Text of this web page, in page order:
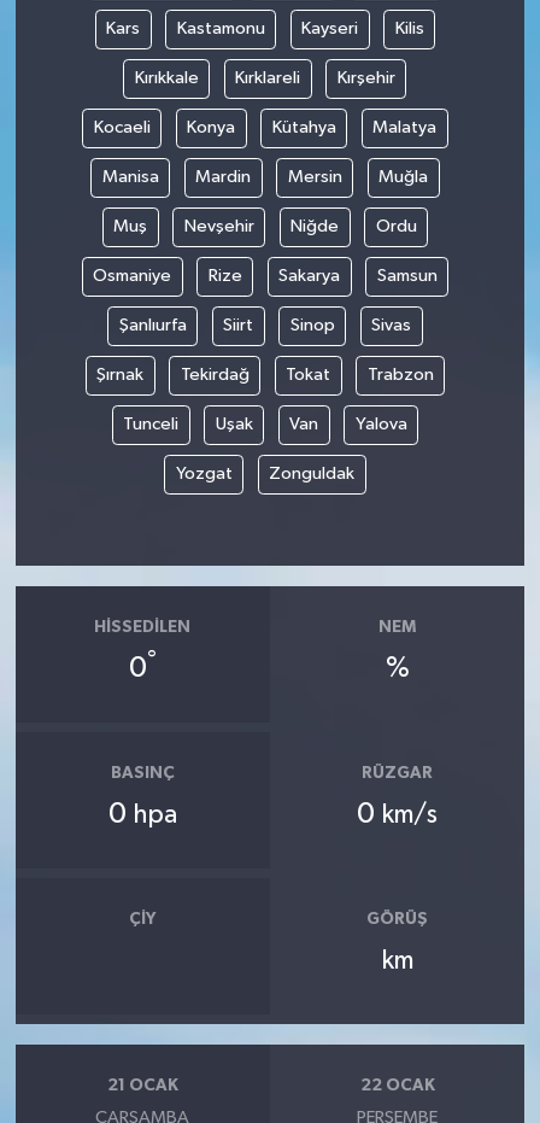
Kars Kastamonu Kayseri Kilis
Kırıkkale Kırklareli Kırşehir
Kocaeli Konya Kütahya Malatya
Manisa Mardin Mersin Muğla
Muş Nevşehir Niğde Ordu
Osmaniye Rize Sakarya Samsun
Şanlıurfa Siirt Sinop Sivas
Şırnak Tekirdağ Tokat Trabzon
Tunceli Uşak Van Yalova
Yozgat Zonguldak
HISSEDILEN
0°
NEM
%
BASINÇ
0 hpa
RÜZGAR
0 km/s
ÇIY GÖRÜŞ
km
21 OCAK
ÇARŞAMBA
22 OCAK
PERŞEMBE